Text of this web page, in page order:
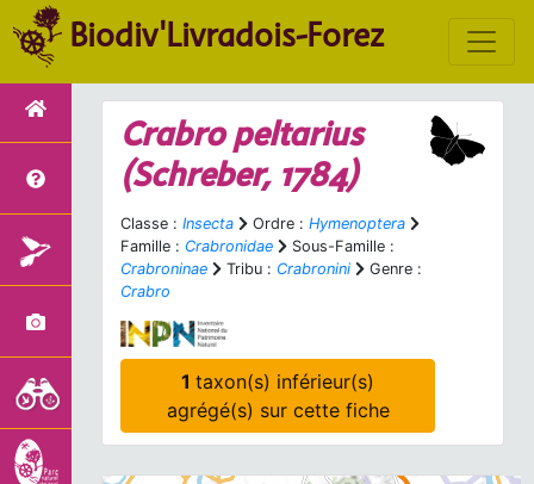
Biodiv'Livradois-Forez
Crabro peltarius
(Schreber, 1784)
Classe : Insecta Ordre : Hymenoptera
Famille : Crabronidae
Sous-Famille :
Crabroninae
Tribu : Crabronini
Genre :
Crabro
1taxon(s) inférieur(s)
agrégé(s) sur cette fiche